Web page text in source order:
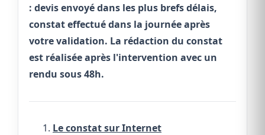
: devis envoyé dans les plus brefs délais,
constat effectué dans la journée après
votre validation. La rédaction du constat
est réalisée après l'intervention avec un
rendu sous 48h.
Le constat sur Internet